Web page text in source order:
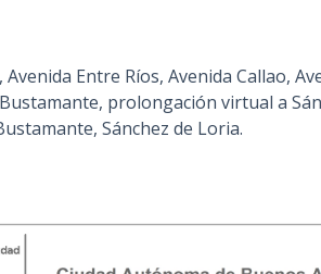
Entre Ríos, Avenida Callao,
Bustamante, prolongación virtual a
Sánchez de Loria.